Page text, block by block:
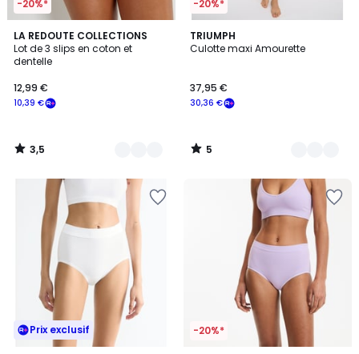
-20%*
LA REDOUTE COLLECTIONS
Lot de 3 slips en coton et
dentelle
10,39 €
12,99 €
3,5
/ 5
3
Couleurs
3,5
/
-20%*
TRIUMPH
Culotte maxi Amourette
30,36 €
37,95 €
5
/
4
Couleurs
5
/
Prix exclusif -20%*